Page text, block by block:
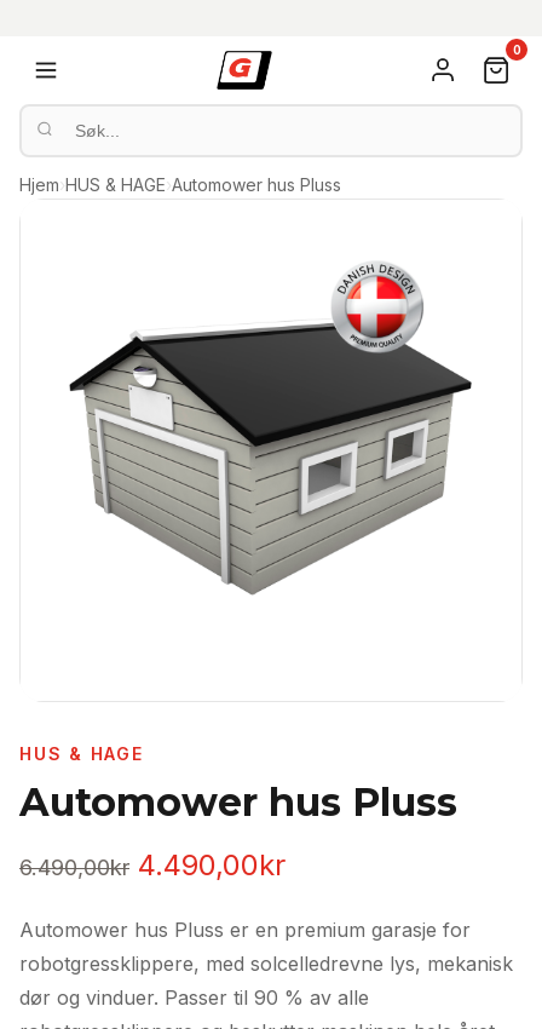
0
Hjem›HUS & HAGE›Automower hus Pluss
HUS & HAGE
Automower hus Pluss
6.490,00kr Opprinnelig
var:
6.490,00kr.
4.490,00krNåværende
er:
4.490,00kr.
Automower hus Pluss er en premium garasje for
robotgressklippere, med solcelledrevne lys, mekanisk
dør og vinduer. Passer til 90 % av alle